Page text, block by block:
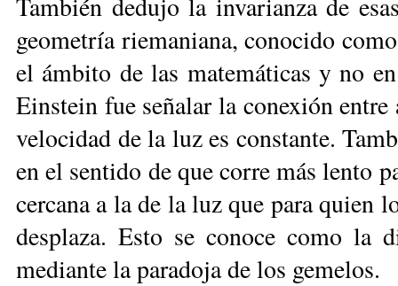
geometría riemaniana, conocido
el ámbito de las matemáticas y no
Einstein fue señalar la conexión
velocidad de la luz es constante.
en el sentido de que corre más lento
cercana a la de la luz que para quien
desplaza. Esto se conoce como la
mediante la paradoja de los gemelos.